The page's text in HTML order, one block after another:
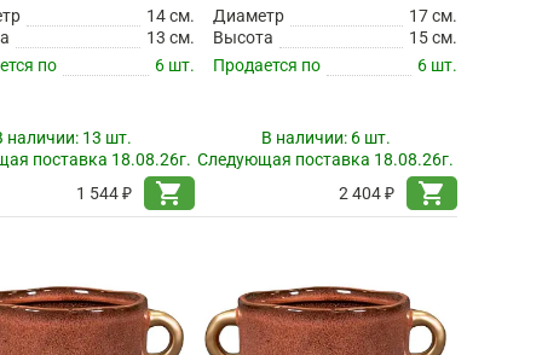
14 см.
13 см.
по
6 шт.
наличии: 13 шт.
поставка 18.08.26г.
1 544 ₽
shopping_cart
Диаметр
17 см.
Высота
15 см.
Продается по
6 шт.
В наличии: 6 шт.
Следующая поставка 18.08.26г.
2 404 ₽
shopping_cart